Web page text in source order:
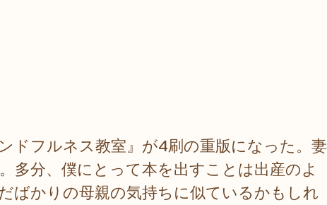
ドフルネス教室』が4刷の重版になった。妻
多分、僕にとって本を出すことは出産のよ
ばかりの母親の気持ちに似ているかもしれ